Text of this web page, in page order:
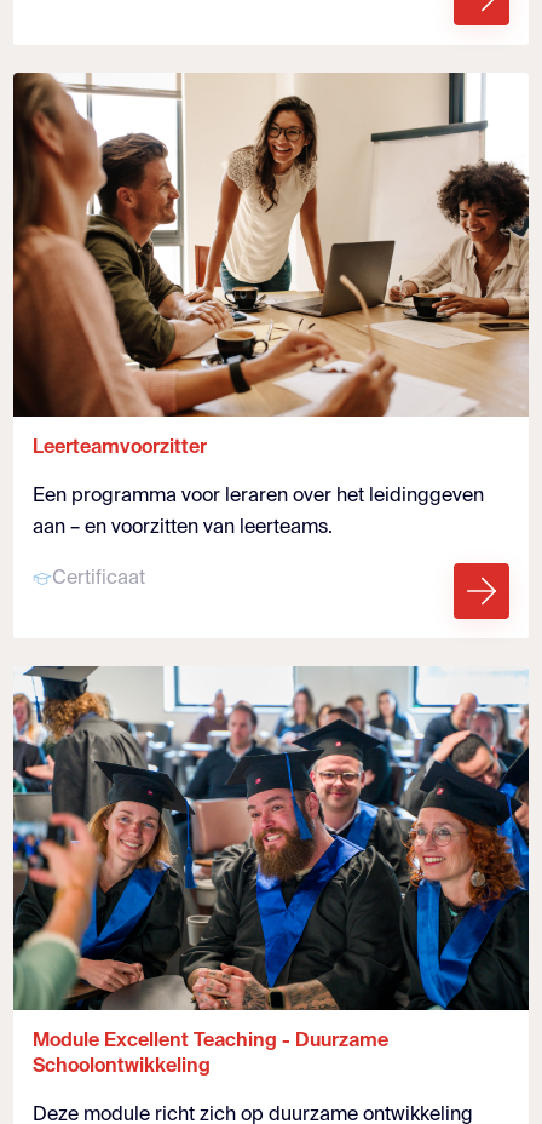
Leerteamvoorzitter
Een programma voor leraren over het leidinggeven
aan – en voorzitten van leerteams.
Certificaat
Module Excellent Teaching - Duurzame
Schoolontwikkeling
Deze module richt zich op duurzame ontwikkeling